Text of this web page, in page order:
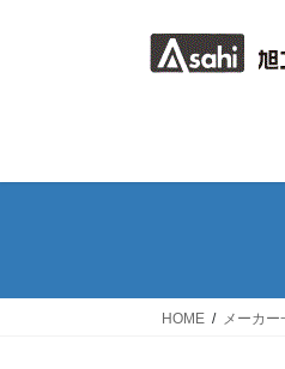
ス
ン
HOME メーカー